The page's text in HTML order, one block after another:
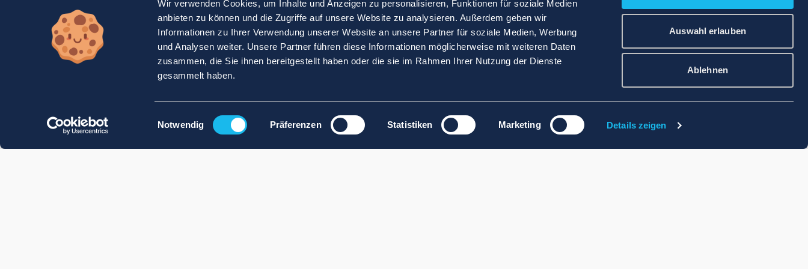
Wir verwenden Cookies, um Inhalte und Anzeigen zu personalisieren, Funktionen für soziale Medien
anbieten zu können und die Zugriffe auf unsere Website zu analysieren. Außerdem geben wir
Informationen zu Ihrer Verwendung unserer Website an unsere Partner für soziale Medien, Werbung
und Analysen weiter. Unsere Partner führen diese Informationen möglicherweise mit weiteren Daten
zusammen, die Sie ihnen bereitgestellt haben oder die sie im Rahmen Ihrer Nutzung der Dienste
gesammelt haben.
Einwilligungsauswahl
Notwendig Präferenzen Statistiken Marketing Details zeigen
Auswahl erlauben
Ablehnen